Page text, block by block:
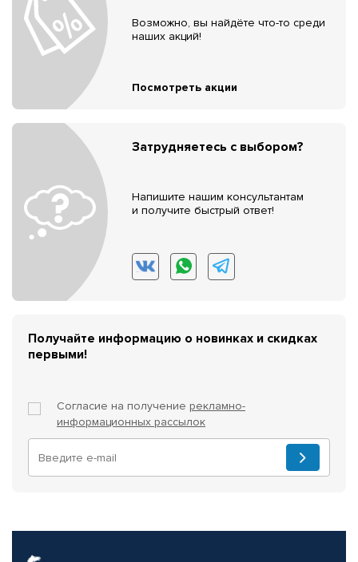
Возможно, вы найдёте что-то среди
наших акций!
Посмотреть акции
Затрудняетесь с выбором?
Напишите нашим консультантам
и получите быстрый ответ!
Получайте информацию о новинках и скидках
первыми!
Согласие на получение рекламно-
информационных рассылок